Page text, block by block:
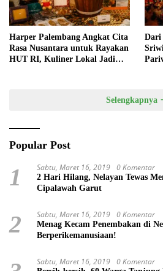
Harper Palembang Angkat Cita
Rasa Nusantara untuk Rayakan
HUT RI, Kuliner Lokal Jadi
Dari
Selengkapnya
Popular Post
1 Sabtu, Maret 16, 2019 0 Komentar
2 Hari Hilang, Nelayan Tewas
Cipalawah Garut
2 Sabtu, Maret 16, 2019 0 Komentar
Menag Kecam Penembakan di
Berperikemanusiaan!
Sabtu, Maret 16, 2019 0 Komentar